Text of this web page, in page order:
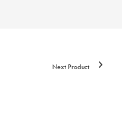
Next Product